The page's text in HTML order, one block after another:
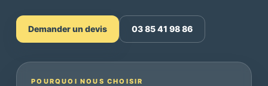
Demander un devis 03 85 41 98 86
POURQUOI NOUS CHOISIR